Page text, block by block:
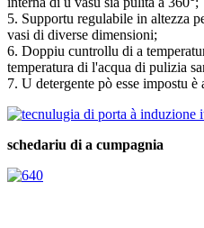
5. Supportu regulabile in altezza
vasi di diverse dimensioni;
6. Doppiu cuntrollu di a
temperatura di l'acqua di pulizia
7. U detergente pò esse impostu
schedariu di a cumpagnia